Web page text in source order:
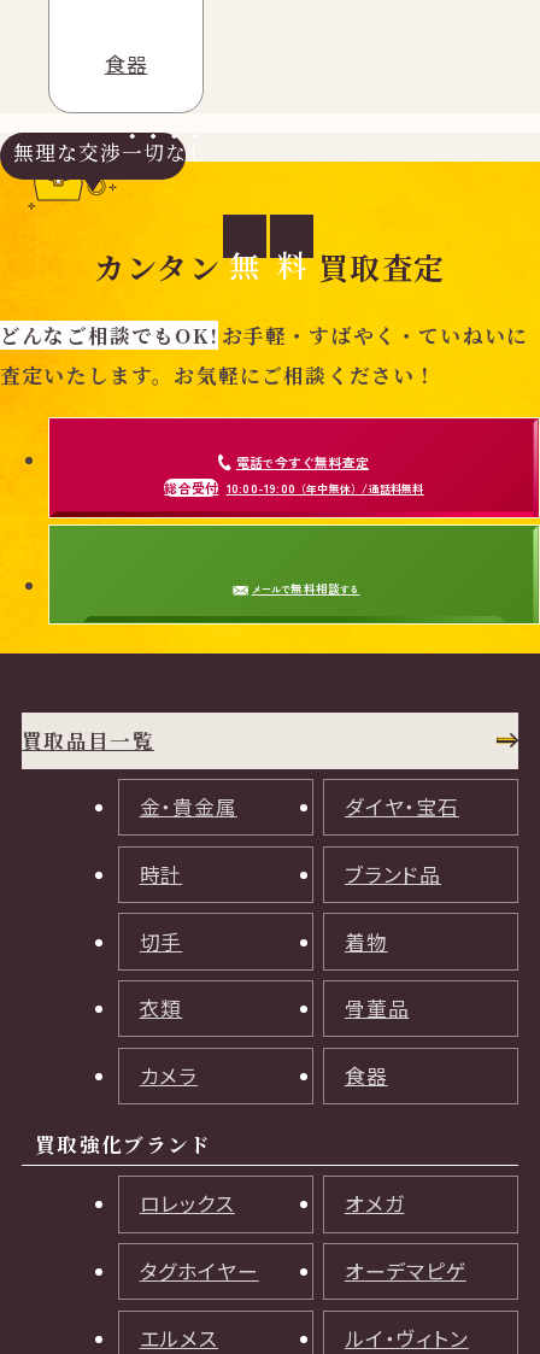
食器
無理な交渉一切なし
カンタン 無 料 買取査定
どんなご相談でもOK! お手軽・すばやく・ていねいに
査定いたします。お気軽にご相談ください！
電話で今すぐ無料査定
総合受付 10:00-19:00 （年中無休）/通話料無料
メールで無料相談する
買取品目一覧
金・貴金属 ダイヤ・宝石
時計 ブランド品
切手 着物
衣類 骨董品
カメラ 食器
買取強化ブランド
ロレックス オメガ
タグホイヤー オーデマピゲ
エルメス ルイ・ヴィトン